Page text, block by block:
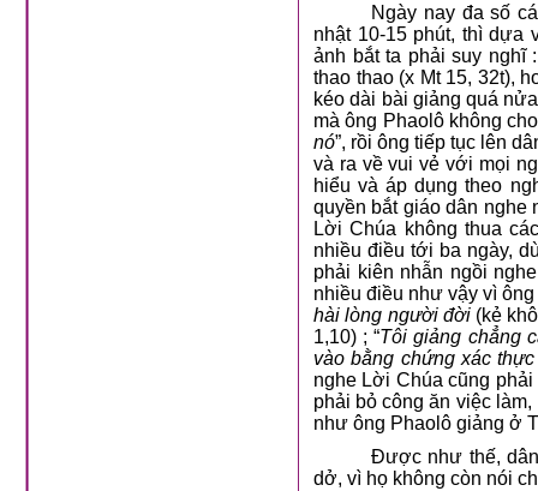
Ngày nay đa số
nhật 10-15 phút, thì dựa
ảnh bắt ta phải suy nghĩ
thao thao (x Mt 15, 32t),
kéo dài bài giảng quá
mà ông Phaolô không
nó”, rồi ông tiếp tục lên
và ra về vui vẻ với mọi
hiểu và áp dụng theo
quyền bắt giáo dân nghe
Lời Chúa không thua
nhiều điều tới ba ngày,
phải kiên nhẫn ngồi
nhiều điều như vậy vì
hài lòng người đời (kẻ
1,10) ; “Tôi giảng chẳng
vào bằng chứng xác
nghe Lời Chúa cũng
phải bỏ công ăn việc
như ông Phaolô giảng ở
Được như thế,
dở, vì họ không còn nói